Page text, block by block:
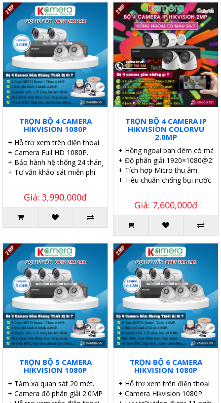
TRỌN BỘ 4 CAMERA
HIKVISION 1080P
+ Hỗ trợ xem trên điện thoại.
+ Camera Full HD 1080P.
+ Bảo hành hệ thống 24 tháng.
+ Tư vấn khảo sát miễn phí.
Giá: 3,990,000đ
TRỌN BỘ 4 CAMERA IP
HIKVISION COLORVU
2.0MP
+ Hồng ngoại ban đêm có màu
+ Độ phân giải
+ Tích hợp Micro thu âm.
+ Tiêu chuẩn chống bụi nước
Giá: 7,600,000đ
TRỌN BỘ 5 CAMERA
HIKVISION 1080P
+ Tầm xa quan sát 20 mét.
+ Camera độ phân giải 2.0MP.
TRỌN BỘ 6 CAMERA
HIKVISION 1080P
+ Hỗ trợ xem trên điện thoại
+ Camera Hikvision 1080P.